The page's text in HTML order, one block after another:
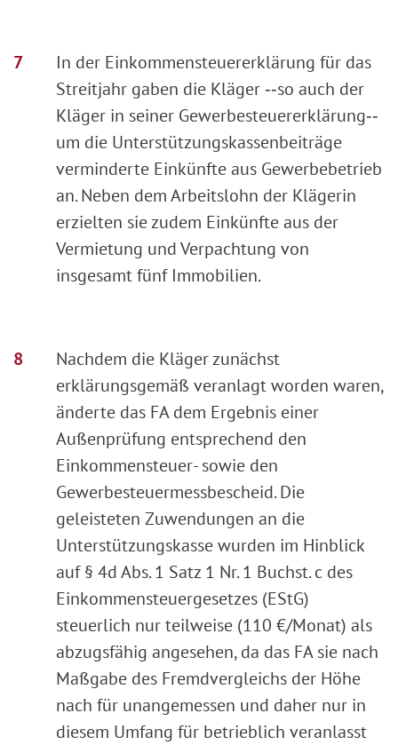
In der Einkommensteuererklärung für das
Streitjahr gaben die Kläger ‑‑so auch der
Kläger in seiner Gewerbesteuererklärung‑‑
um die Unterstützungskassenbeiträge
verminderte Einkünfte aus Gewerbebetrieb
an. Neben dem Arbeitslohn der Klägerin
erzielten sie zudem Einkünfte aus der
Vermietung und Verpachtung von
insgesamt fünf Immobilien.
Nachdem die Kläger zunächst
erklärungsgemäß veranlagt worden waren,
änderte das FA dem Ergebnis einer
Außenprüfung entsprechend den
Einkommensteuer- sowie den
Gewerbesteuermessbescheid. Die
geleisteten Zuwendungen an die
Unterstützungskasse wurden im Hinblick
auf § 4d Abs. 1 Satz 1 Nr. 1 Buchst. c des
Einkommensteuergesetzes (EStG)
steuerlich nur teilweise (110 €/Monat) als
abzugsfähig angesehen, da das FA sie nach
Maßgabe des Fremdvergleichs der Höhe
nach für unangemessen und daher nur in
diesem Umfang für betrieblich veranlasst